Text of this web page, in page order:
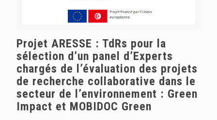
Projet ARESSE : TdRs pour la
sélection d’un panel d’Experts
chargés de l’évaluation des projets
de recherche collaborative dans le
secteur de l’environnement : Green
Impact et MOBIDOC Green